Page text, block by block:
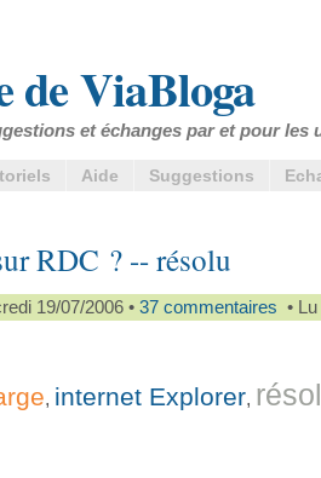
de ViaBloga
et échanges par et pour les
Aide Suggestions
RDC ? -- résolu
19/07/2006 • 37 commentaires •
, internet Explorer,